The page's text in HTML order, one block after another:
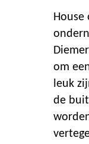
om
leuk
de